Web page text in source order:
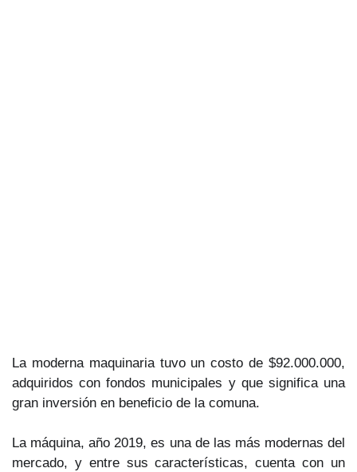
La moderna maquinaria tuvo un costo de $92.000.000,
adquiridos con fondos municipales y que significa una
gran inversión en beneficio de la comuna.
La máquina, año 2019, es una de las más modernas del
mercado, y entre sus características, cuenta con un